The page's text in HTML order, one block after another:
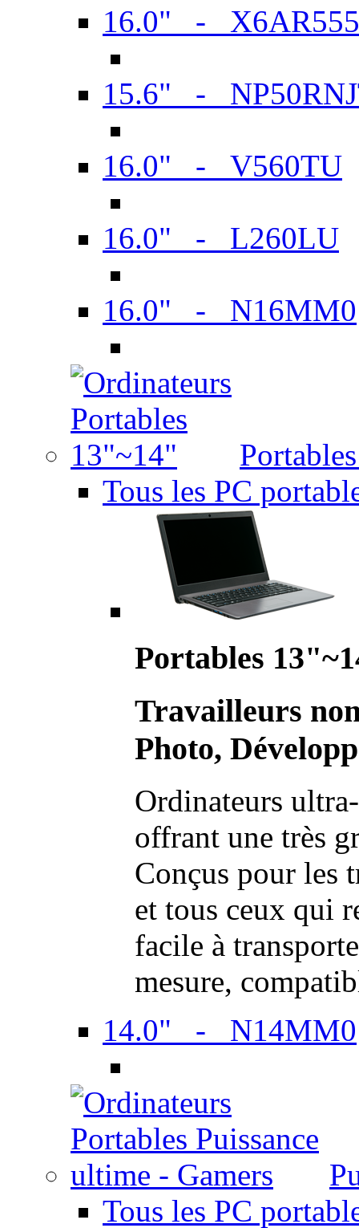
16.0" -
15.6" -
16.0" - V560TU
16.0" - L260LU
16.0" - N16MM0
Tous les PC
Portables
Travailleurs
Photo,
Ordinateurs
offrant une très
Conçus pour les
et tous ceux qui
facile à
mesure,
14.0" - N14MM0
Tous les PC